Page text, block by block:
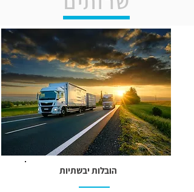
הובלות יבשתיות